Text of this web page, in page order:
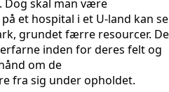
Dog skal man være
et hospital i et U-land kan se
grundet færre resourcer. De
inden for deres felt og
om de
fra sig under opholdet.